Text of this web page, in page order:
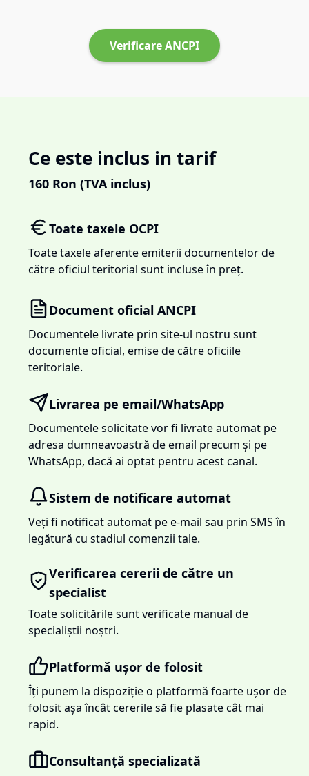
Verificare ANCPI
Ce este inclus in tarif
160 Ron (TVA inclus)
Toate taxele OCPI
Toate taxele aferente emiterii documentelor de
către oficiul teritorial sunt incluse în preț.
Document oficial ANCPI
Documentele livrate prin site-ul nostru sunt
documente oficial, emise de către oficiile
teritoriale.
Livrarea pe email/WhatsApp
Documentele solicitate vor fi livrate automat pe
adresa dumneavoastră de email precum și pe
WhatsApp, dacă ai optat pentru acest canal.
Sistem de notificare automat
Veți fi notificat automat pe e-mail sau prin SMS în
legătură cu stadiul comenzii tale.
Verificarea cererii de către un
specialist
Toate solicitările sunt verificate manual de
specialiștii noștri.
Platformă ușor de folosit
Îți punem la dispoziție o platformă foarte ușor de
folosit așa încât cererile să fie plasate cât mai
rapid.
Consultanță specializată